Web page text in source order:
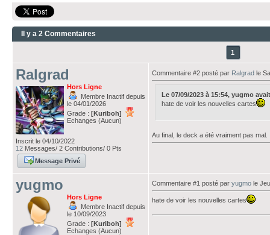
Il y a 2 Commentaires
1
Ralgrad
Hors Ligne
Membre Inactif depuis
le 04/01/2026
Grade : [Kuriboh]
Echanges (Aucun)
Inscrit le 04/10/2022
12 Messages/ 2 Contributions/ 0 Pts
Message Privé
Commentaire #2 posté par Ralgrad le
Le 07/09/2023 à 15:54, yugmo
hate de voir les nouvelles cartes
Au final, le deck a été vraiment pas mal.
yugmo
Hors Ligne
Membre Inactif depuis
le 10/09/2023
Grade : [Kuriboh]
Echanges (Aucun)
Commentaire #1 posté par yugmo le
hate de voir les nouvelles cartes